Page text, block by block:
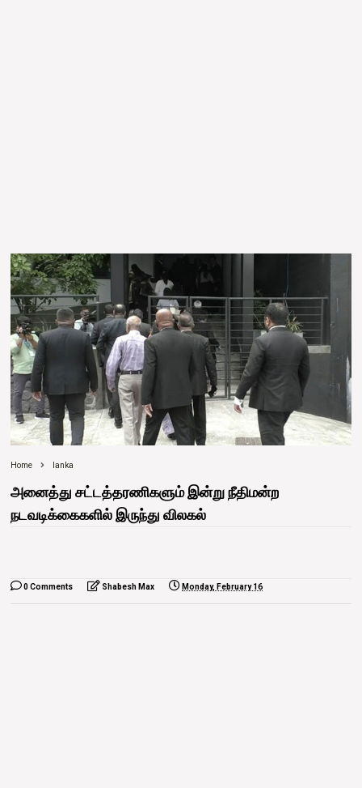
Home lanka
அனைத்து சட்டத்தரணிகளும் இன்று நீதிமன்ற
நடவடிக்கைகளில் இருந்து விலகல்
0 Comments Shabesh Max Monday, February 16